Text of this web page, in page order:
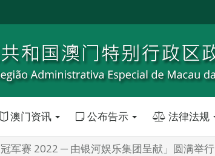
澳门资讯 公布告示 法律法规
冠军赛 2022 ─ 由银河娱乐集团呈献」圆满举行